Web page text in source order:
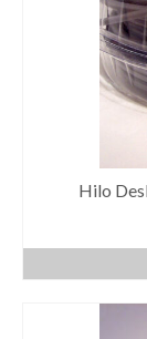
Hilo